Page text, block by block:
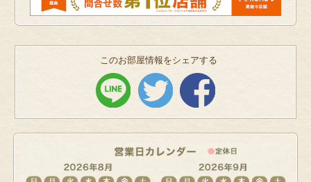
このお部屋情報をシェアする